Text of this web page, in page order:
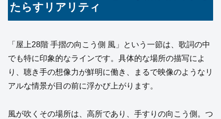
たらすリアリティ
「屋上28階 手摺の向こう側 風」という一節は、歌詞の中
でも特に印象的なラインです。具体的な場所の描写によ
り、聴き手の想像力が鮮明に働き、まるで映像のようなリ
アルな情景が目の前に浮かび上がります。
風が吹くその場所は、高所であり、手すりの向こう側。つ